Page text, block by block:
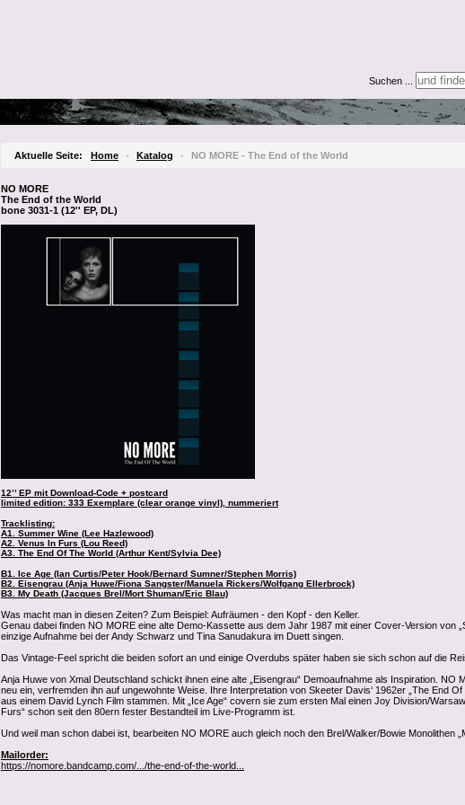
Suchen ...
Aktuelle Seite: Home • Katalog • NO MORE - The End of the World
NO MORE
The End of the World
bone 3031-1 (12'' EP, DL)
12’’ EP mit Download-Code + postcard
limited edition: 333 Exemplare (clear orange vinyl), nummeriert
Tracklisting:
A1. Summer Wine (Lee Hazlewood)
A2. Venus In Furs (Lou Reed)
A3. The End Of The World (Arthur Kent/Sylvia Dee)
B1. Ice Age (Ian Curtis/Peter Hook/Bernard Sumner/Stephen Morris)
B2. Eisengrau (Anja Huwe/Fiona Sangster/Manuela Rickers/Wolfgang Ellerbrock)
B3. My Death (Jacques Brel/Mort Shuman/Eric Blau)
Was macht man in diesen Zeiten? Zum Beispiel: Aufräumen - den Kopf - den Keller.
Genau dabei finden NO MORE eine alte Demo-Kassette aus dem Jahr 1987 mit einer Cover-Version von
einzige Aufnahme bei der Andy Schwarz und Tina Sanudakura im Duett singen.
Das Vintage-Feel spricht die beiden sofort an und einige Overdubs später haben sie sich schon auf die
Anja Huwe von Xmal Deutschland schickt ihnen eine alte „Eisengrau“ Demoaufnahme als Inspiration. NO
neu ein, verfremden ihn auf ungewohnte Weise. Ihre Interpretation von Skeeter Davis‘ 1962er „The End
aus einem David Lynch Film stammen. Mit „Ice Age“ covern sie zum ersten Mal einen Joy Division/
Furs“ schon seit den 80ern fester Bestandteil im Live-Programm ist.
Und weil man schon dabei ist, bearbeiten NO MORE auch gleich noch den Brel/Walker/Bowie Monolithen
Mailorder:
https://nomore.bandcamp.com/.../the-end-of-the-world...